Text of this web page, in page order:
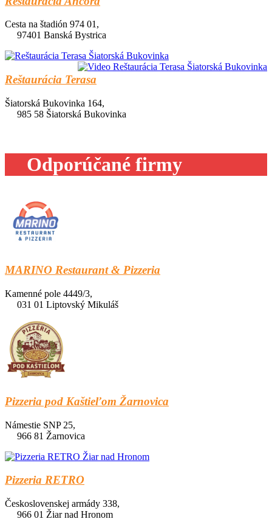
Cesta na štadión 974 01,
97401 Banská Bystrica
Reštaurácia Terasa
Šiatorská Bukovinka 164,
985 58 Šiatorská Bukovinka
Odporúčané firmy
MARINO Restaurant & Pizzeria
Kamenné pole 4449/3,
031 01 Liptovský Mikuláš
Pizzeria pod Kaštieľom Žarnovica
Námestie SNP 25,
966 81 Žarnovica
Pizzeria RETRO
Československej armády 338,
966 01 Žiar nad Hronom